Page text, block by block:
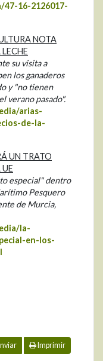
16-2126017-
NOTA
su visita a
los ganaderos
y "no tienen
verano pasado".
arias-
de-la-
UN TRATO
especial" dentro
Pesquero
de Murcia,
la-
en-los-
Imprimir